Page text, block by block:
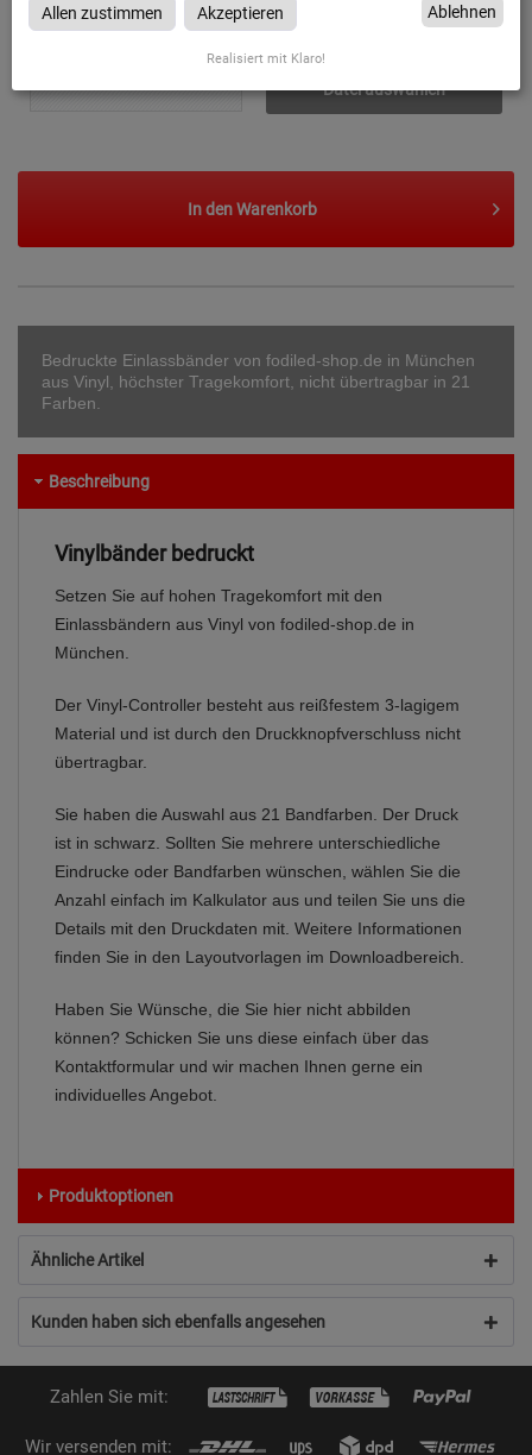
Datenupload
Datei auswählen
In den Warenkorb
Bedruckte Einlassbänder von fodiled-shop.de in München
aus Vinyl, höchster Tragekomfort, nicht übertragbar in 21
Farben.
Beschreibung
Vinylbänder bedruckt
Setzen Sie auf hohen Tragekomfort mit den
Einlassbändern aus Vinyl von fodiled-shop.de in
München.
Der Vinyl-Controller besteht aus reißfestem 3-lagigem
Material und ist durch den Druckknopfverschluss nicht
übertragbar.
Sie haben die Auswahl aus 21 Bandfarben. Der Druck
ist in schwarz. Sollten Sie mehrere unterschiedliche
Eindrucke oder Bandfarben wünschen, wählen Sie die
Anzahl einfach im Kalkulator aus und teilen Sie uns die
Details mit den Druckdaten mit. Weitere Informationen
finden Sie in den Layoutvorlagen im Downloadbereich.
Haben Sie Wünsche, die Sie hier nicht abbilden
können? Schicken Sie uns diese einfach über das
Kontaktformular und wir machen Ihnen gerne ein
individuelles Angebot.
Produktoptionen
Ähnliche Artikel
Kunden haben sich ebenfalls angesehen
Zahlen Sie mit:
Wir versenden mit:
Allen zustimmen Akzeptieren Ablehnen
Realisiert mit Klaro!